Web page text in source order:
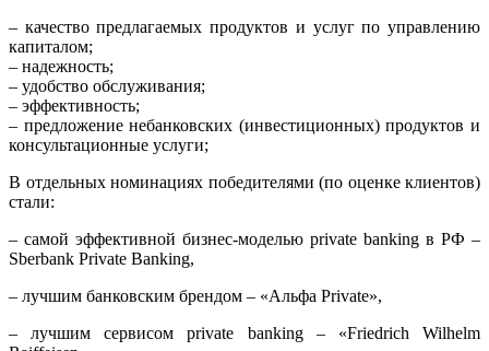
– качество предлагаемых продуктов и услуг по управлению
капиталом;
– надежность;
– удобство обслуживания;
– эффективность;
– предложение небанковских (инвестиционных) продуктов и
консультационные услуги;
В отдельных номинациях победителями (по оценке клиентов)
стали:
– самой эффективной бизнес-моделью private banking в РФ –
Sberbank Private Banking,
– лучшим банковским брендом – «Альфа Private»,
– лучшим сервисом private banking – «Friedrich Wilhelm